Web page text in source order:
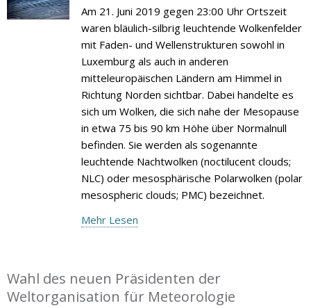
Am 21. Juni 2019 gegen 23:00 Uhr Ortszeit
waren bläulich-silbrig leuchtende Wolkenfelder
mit Faden- und Wellenstrukturen sowohl in
Luxemburg als auch in anderen
mitteleuropäischen Ländern am Himmel in
Richtung Norden sichtbar. Dabei handelte es
sich um Wolken, die sich nahe der Mesopause
in etwa 75 bis 90 km Höhe über Normalnull
befinden. Sie werden als sogenannte
leuchtende Nachtwolken (noctilucent clouds;
NLC) oder mesosphärische Polarwolken (polar
mesospheric clouds; PMC) bezeichnet.
Mehr Lesen
Wahl des neuen Präsidenten der
Weltorganisation für Meteorologie